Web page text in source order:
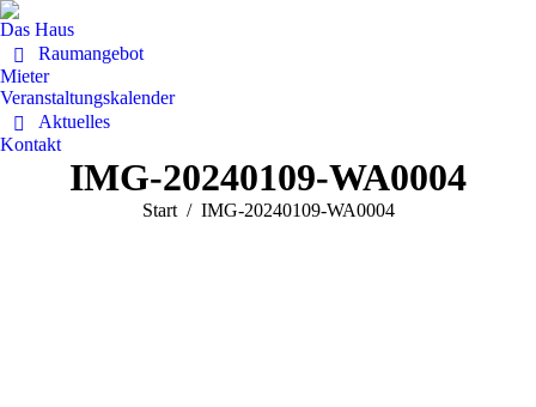
Das Haus
Raumangebot
Mieter
Veranstaltungskalender
Aktuelles
Kontakt
IMG-20240109-WA0004
Sie befinden sich hier:
Start IMG-20240109-WA0004